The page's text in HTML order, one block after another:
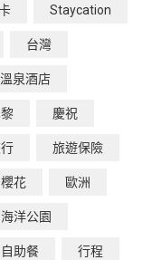
Staycation
台灣
泉酒店
慶祝
旅遊保險
櫻花 歐洲
海洋公園
自助餐 行程